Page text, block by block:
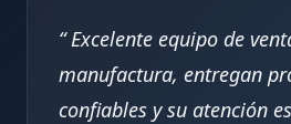
Excelente equipo de
manufactura, entregan
confiables y su atención